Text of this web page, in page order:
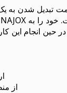
انجام این کار
از